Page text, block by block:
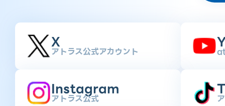
X
アトラス公式アカウント
Instagram
アトラス公式